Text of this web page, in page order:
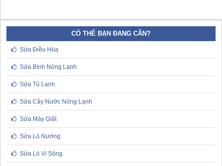
CÓ THỂ BẠN ĐANG CẦN?
Sửa Điều Hòa
Sửa Bình Nóng Lạnh
Sửa Tủ Lạnh
Sửa Cây Nước Nóng Lạnh
Sửa Máy Giặt
Sửa Lò Nướng
Sửa Lò Vi Sóng